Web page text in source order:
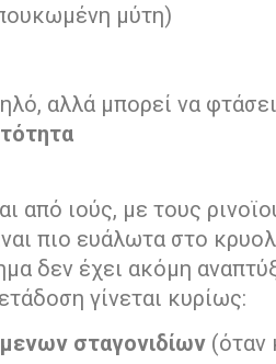
μύτη)
αλλά μπορεί να
από ιούς, με τους
πιο ευάλωτα στο
δεν έχει ακόμη
γίνεται κυρίως:
σταγονιδίων (όταν